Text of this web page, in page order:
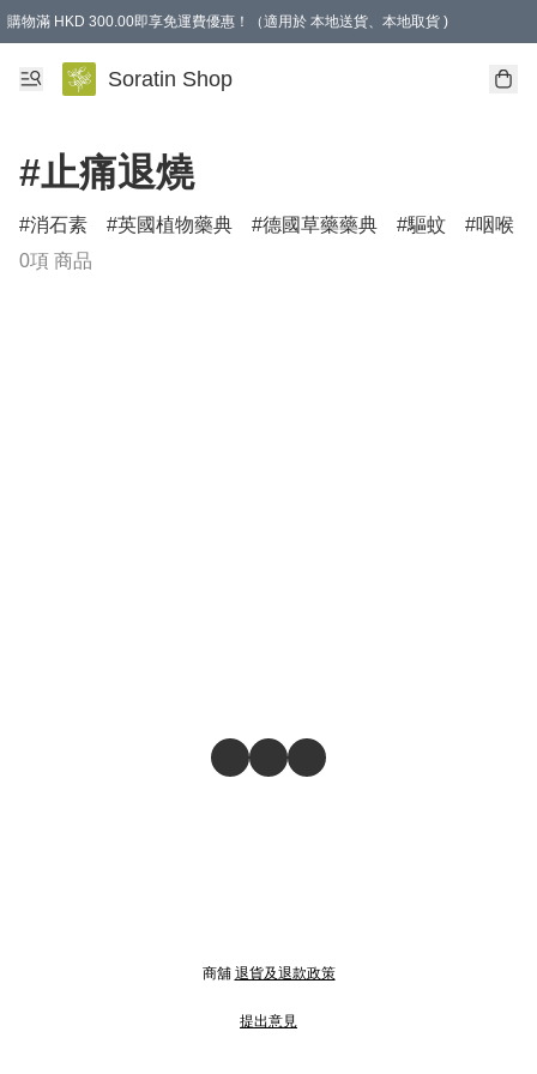
購物滿 HKD 300.00即享免運費優惠！（適用於 本地送貨、本地取貨 )
Soratin Shop
#止痛退燒
消石素 英國植物藥典 德國草藥藥典 驅蚊
咽喉
0項 商品
商舖 退貨及退款政策
提出意見